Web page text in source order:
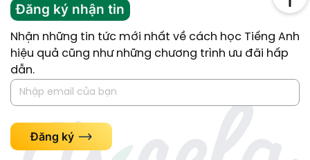
Đăng ký nhận tin
Nhận những tin tức mới nhất về cách học Tiếng Anh
hiệu quả cũng như những chương trình ưu đãi hấp
dẫn.
Đăng ký